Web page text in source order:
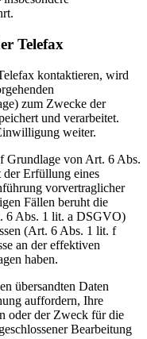
Telefax
kontaktieren, wird
zum Zwecke der
und verarbeitet.
weiter.
Grundlage von Art. 6 Abs.
Erfüllung eines
vorvertraglicher
Fällen beruht die
6 Abs. 1 lit. a DSGVO)
(Art. 6 Abs. 1 lit. f
an der effektiven
haben.
übersandten Daten
auffordern, Ihre
oder der Zweck für die
Bearbeitung